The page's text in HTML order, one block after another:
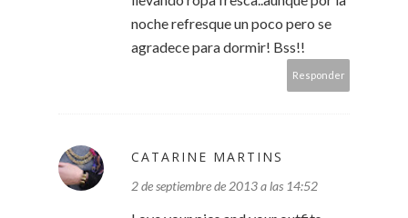
noche refresque un poco pero se
agradece para dormir! Bss!!
Responder
CATARINE MARTINS
2 de septiembre de 2013 a las 14:52